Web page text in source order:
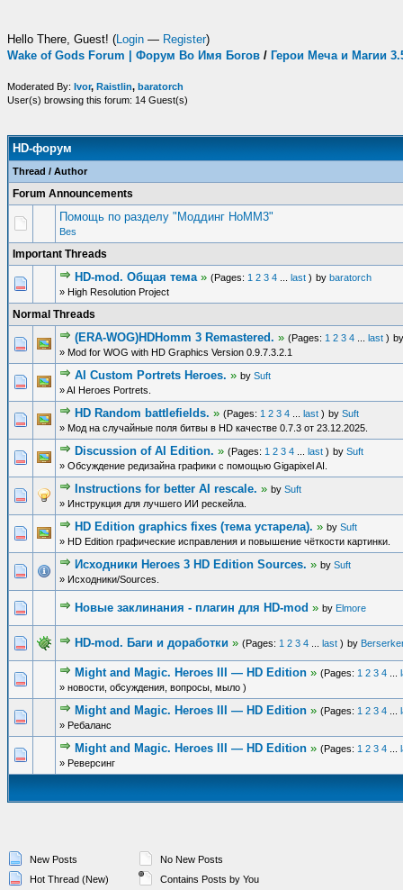
Hello There, Guest! (Login — Register)
Wake of Gods Forum | Форум Во Имя Богов / Герои Меча и Магии
Moderated By: Ivor, Raistlin, baratorch
User(s) browsing this forum: 14 Guest(s)
HD-форум
Thread / Author
Forum Announcements
Помощь по разделу "Моддинг HoMM3"
Bes
Important Threads
HD-mod. Общая тема » (Pages: 1 2 3 4 last ) by baratorch
» High Resolution Project
Normal Threads
(ERA-WOG)HDHomm 3 Remastered. » (Pages: 1 2 3 4 last )
» Mod for WOG with HD Graphics Version 0.9.7.3.2.1
AI Custom Portrets Heroes. » by Suft
» AI Heroes Portrets.
HD Random battlefields. » (Pages: 1 2 3 4 last ) by Suft
» Мод на случайные поля битвы в HD качестве 0.7.3 от 23.12.2025.
Discussion of AI Edition. » (Pages: 1 2 3 4 last ) by Suft
» Обсуждение редизайна графики с помощью Gigapixel AI.
Instructions for better AI rescale. » by Suft
» Инструкция для лучшего ИИ рескейла.
HD Edition graphics fixes (тема устарела). » by Suft
» HD Edition графические исправления и повышение чёткости картинки.
Исходники Heroes 3 HD Edition Sources. » by Suft
» Исходники/Sources.
Новые заклинания - плагин для HD-mod » by Elmore
HD-mod. Баги и доработки » (Pages: 1 2 3 4 last ) by
Might and Magic. Heroes III — HD Edition » (Pages: 1 2 3 4
» новости, обсуждения, вопросы, мыло )
Might and Magic. Heroes III — HD Edition » (Pages: 1 2 3 4
» Ребаланс
Might and Magic. Heroes III — HD Edition » (Pages: 1 2 3 4
» Реверсинг
New Posts
Hot Thread (New)
No New Posts
Contains Posts by You